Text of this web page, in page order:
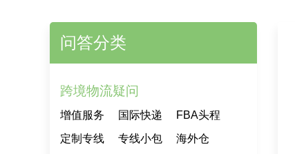
问答分类
跨境物流疑问
增值服务 国际快递
FBA头程
定制专线
专线小包
海外仓